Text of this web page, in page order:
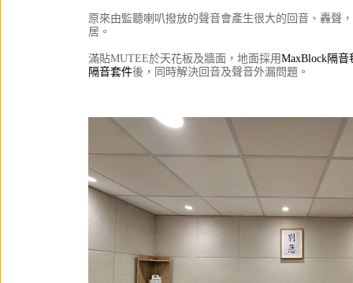
原來由監聽喇叭撥放的聲音會產生很大的回音、轟聲
居。
滿貼MUTEE於天花板及牆面，地面採用MaxBlock隔音
隔音套件後，同時解決回音及聲音外漏問題。